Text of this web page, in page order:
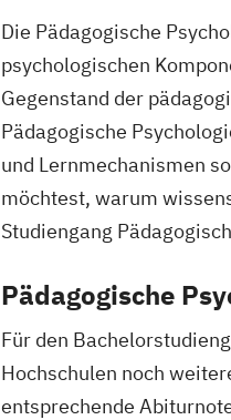
Die Pädagogische
psychologischen
Gegenstand der
Pädagogische
und Lernmechanismen
möchtest, warum
Studiengang
Pädagogische
Für den
Hochschulen noch
entsprechende